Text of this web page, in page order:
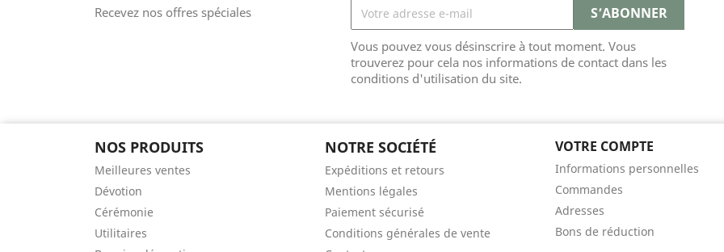
Recevez nos offres spéciales
Vous pouvez vous désinscrire à tout moment. Vous
trouverez pour cela nos informations de contact dans les
conditions d'utilisation du site.
NOS PRODUITS
Meilleures ventes
Dévotion
Cérémonie
Utilitaires
NOTRE SOCIÉTÉ
Expéditions et retours
Mentions légales
Paiement sécurisé
Conditions générales de vente
VOTRE COMPTE
Informations personnelles
Commandes
Adresses
Bons de réduction